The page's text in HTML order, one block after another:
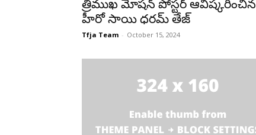
త్రిముఖ మోషన్ పోస్టర్ ఆవిష్కరించిన
హీరో సాయి ధరమ్ తేజ్
Tfja Team - October 15, 2024